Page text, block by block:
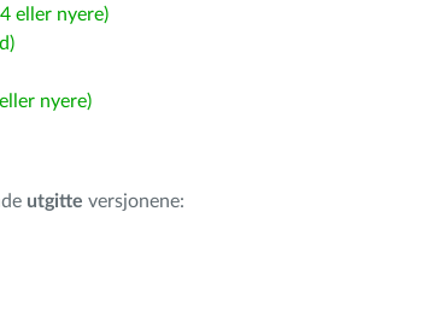
eller nyere)
nyere)
utgitte versjonene: